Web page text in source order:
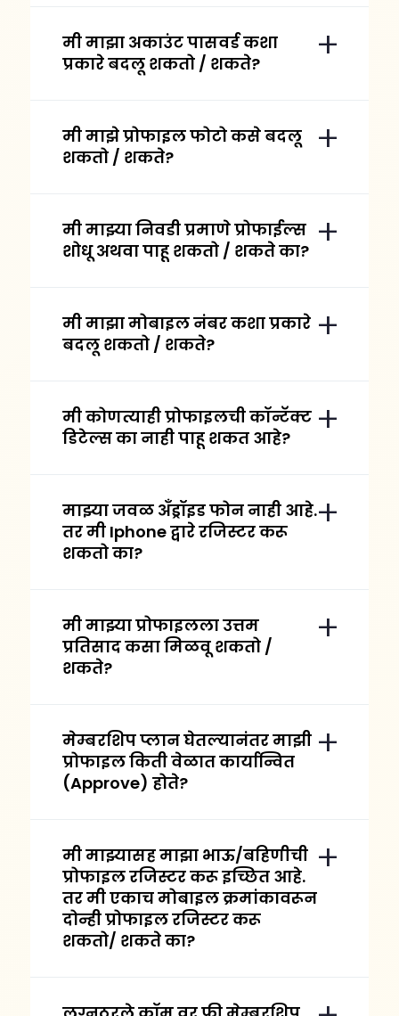
मी माझा अकाउंट पासवर्ड कशा
प्रकारे बदलू शकतो / शकते?
मी माझे प्रोफाइल फोटो कसे बदलू
शकतो / शकते?
मी माझ्या निवडी प्रमाणे प्रोफाईल्स
शोधू अथवा पाहू शकतो / शकते का?
मी माझा मोबाइल नंबर कशा प्रकारे
बदलू शकतो / शकते?
मी कोणत्याही प्रोफाइलची कॉन्टॅक्ट
डिटेल्स का नाही पाहू शकत आहे?
माझ्या जवळ अँड्रॉइड फोन नाही आहे.
तर मी Iphone द्वारे रजिस्टर करू
शकतो का?
मी माझ्या प्रोफाइलला उत्तम
प्रतिसाद कसा मिळवू शकतो /
शकते?
मेम्बरशिप प्लान घेतल्यानंतर माझी
प्रोफाइल किती वेळात कार्यान्वित
(Approve) होते?
मी माझ्यासह माझा भाऊ/बहिणीची
प्रोफाइल रजिस्टर करू इच्छित आहे.
तर मी एकाच मोबाइल क्रमांकावरून
दोन्ही प्रोफाइल रजिस्टर करू
शकतो/ शकते का?